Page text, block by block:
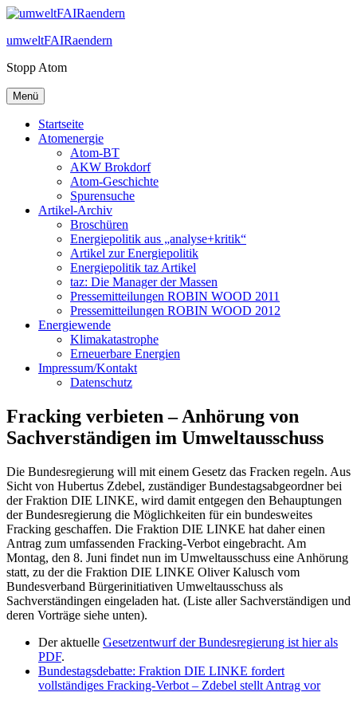
Zum
springen
umweltFAIRaendern
Stopp Atom
Menü
Startseite
Atomenergie
Atom-BT
AKW Brokdorf
Atom-Geschichte
Spurensuche
Artikel-Archiv
Broschüren
Energiepolitik aus „analyse+kritik“
Artikel zur Energiepolitik
Energiepolitik taz Artikel
taz: Die Manager der Massen
Pressemitteilungen ROBIN WOOD 2011
Pressemitteilungen ROBIN WOOD 2012
Energiewende
Klimakatastrophe
Erneuerbare Energien
Impressum/Kontakt
Datenschutz
Fracking verbieten – Anhörung von
Sachverständigen im Umweltausschuss
Die Bundesregierung will mit einem Gesetz das Fracken regeln. Aus
Sicht von Hubertus Zdebel, zuständiger Bundestagsabgeordner bei
der Fraktion DIE LINKE, wird damit entgegen den Behauptungen
der Bundesregierung die Möglichkeiten für ein bundesweites
Fracking geschaffen. Die Fraktion DIE LINKE hat daher einen
Antrag zum umfassenden Fracking-Verbot eingebracht. Am
Montag, den 8. Juni findet nun im Umweltausschuss eine Anhörung
statt, zu der die Fraktion DIE LINKE Oliver Kalusch vom
Bundesverband Bürgerinitiativen Umweltausschuss als
Sachverständingen eingeladen hat. (Liste aller Sachverständigen und
deren Vorträge siehe unten).
Der aktuelle Gesetzentwurf der Bundesregierung ist hier als
PDF.
Bundestagsdebatte: Fraktion DIE LINKE fordert
vollständiges Fracking-Verbot – Zdebel stellt Antrag vor